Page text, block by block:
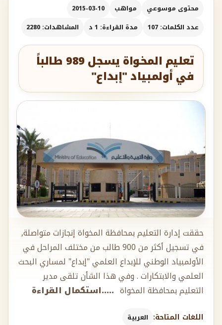
محتوى موسوعي مواهب
2015-03-10
عدد الكلمات: 107
مدة القراءة: 1 د المشاهدات: 2280
تعليم المخواة يسجل 989 طالباً
في أولمبياد "إبداع"
حققت إدارة التعليم بمحافظة المخواة إنجازات متواصلة,
في تسجيل أكثر من 900 طالب من مختلف المراحل في
الأولمبياد الوطني للإبداع العلمي "إبداع" لمساري البحث
العلمي والابتكارات . وفي هذا الشأن تلقى مدير
التعليم بمحافظة المخواة .....استكمال القراءة
اللغات المتاحة: العربية